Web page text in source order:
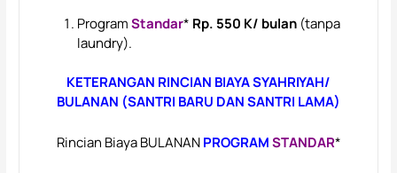
ProgramStandar* Rp. 550 K/ bulan (tanpa
laundry).
KETERANGAN RINCIAN BIAYA SYAHRIYAH/
BULANAN (SANTRI BARU DAN SANTRI LAMA)
Rincian Biaya BULANANPROGRAMSTANDAR*